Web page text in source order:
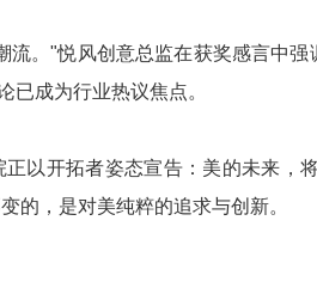
流。"悦风创意总监在获奖感言中
已成为行业热议焦点。
以开拓者姿态宣告：美的未来，
的，是对美纯粹的追求与创新。